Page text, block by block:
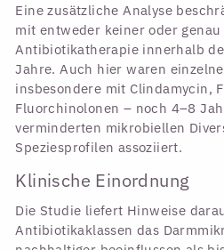
Eine zusätzliche Analyse
mit entweder keiner oder genau
Antibiotikatherapie innerhalb
Jahre. Auch hier waren
insbesondere mit Clindamycin,
Fluorchinolonen – noch 4–8
verminderten mikrobiellen
Speziesprofilen assoziiert.
Klinische Einordnung
Die Studie liefert Hinweise
Antibiotikaklassen das